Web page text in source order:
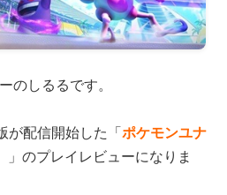
のしるるです。
が配信開始した「 ポケモンユナ
」のプレイレビューになりま